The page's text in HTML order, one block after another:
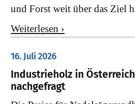
und Forst weit über das Ziel
Weiterlesen ›
16. Juli 2026
Industrieholz in
nachgefragt